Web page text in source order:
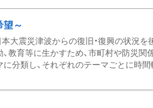
望～
大震災津波からの復旧・復興の状況を
教育等に生かすため、市町村や防災関
分類し、それぞれのテーマごとに時